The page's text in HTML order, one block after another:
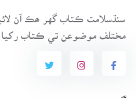
مختلف موضوعن تي ڪتاب رکيا